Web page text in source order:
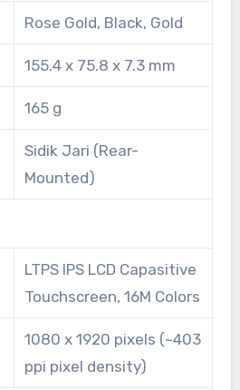
Rose Gold, Black, Gold
155.4 x 75.8 x 7.3 mm
165 g
Sidik Jari (Rear-
Mounted)
LTPS IPS LCD Capasitive
Touchscreen, 16M Colors
1080 x 1920 pixels (~403
ppi pixel density)